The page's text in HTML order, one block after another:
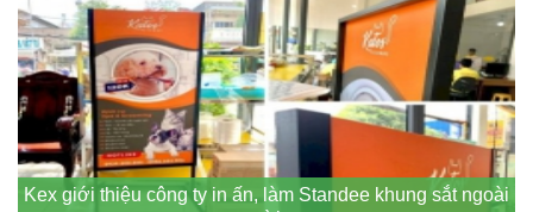
Kex giới thiệu công ty in ấn, làm Standee khung sắt ngoài